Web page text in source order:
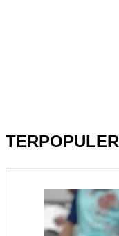
TERPOPULER